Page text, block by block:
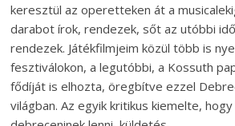
keresztül az operetteken át a
darabot írok, rendezek, sőt az utóbbi
rendezek. Játékfilmjeim közül több is
fesztiválokon, a legutóbbi, a Kossuth
fődíját is elhozta, öregbítve ezzel
világban. Az egyik kritikus kiemelte,